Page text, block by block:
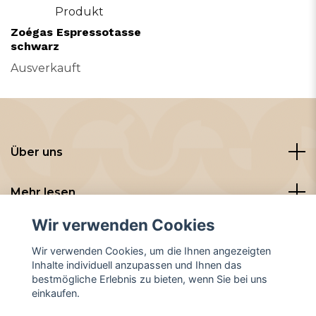
Produkt
Zoégas Espressotasse
schwarz
Ausverkauft
Über uns
Mehr lesen
Sozialen Medien
Wir verwenden Cookies
Wir verwenden Cookies, um die Ihnen angezeigten
Inhalte individuell anzupassen und Ihnen das
bestmögliche Erlebnis zu bieten, wenn Sie bei uns
einkaufen.